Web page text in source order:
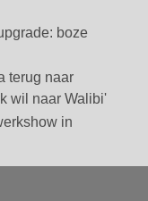
boze
terug naar
wil naar Walibi'
in